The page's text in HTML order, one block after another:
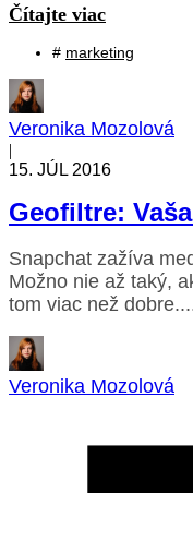
Čítajte viac
# marketing
Veronika Mozolová
|
15. JÚL 2016
Geofiltre:
Snapchat zažíva
Možno nie až taký,
tom viac než
Veronika Mozolová